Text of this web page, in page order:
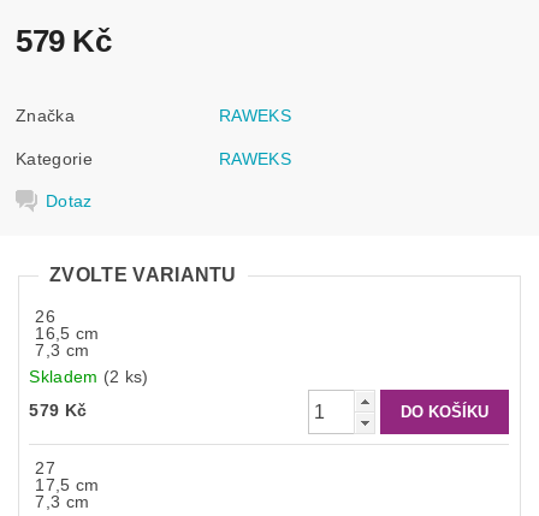
579 Kč
Značka RAWEKS
Kategorie RAWEKS
Dotaz
ZVOLTE VARIANTU
26
16,5 cm
7,3 cm
Skladem (2 ks)
579 Kč
27
17,5 cm
7,3 cm